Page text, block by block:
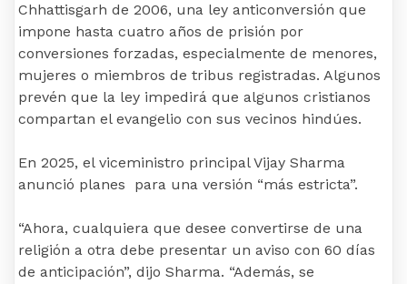
Chhattisgarh de 2006, una ley anticonversión que
impone hasta cuatro años de prisión por
conversiones forzadas, especialmente de menores,
mujeres o miembros de tribus registradas. Algunos
prevén que la ley impedirá que algunos cristianos
compartan el evangelio con sus vecinos hindúes.
En 2025, el viceministro principal Vijay Sharma
anunció planes para una versión “más estricta”.
“Ahora, cualquiera que desee convertirse de una
religión a otra debe presentar un aviso con 60 días
de anticipación”, dijo Sharma. “Además, se